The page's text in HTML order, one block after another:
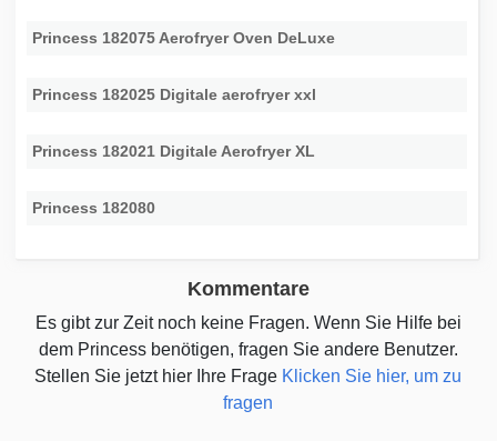
Princess 182075 Aerofryer Oven DeLuxe
Princess 182025 Digitale aerofryer xxl
Princess 182021 Digitale Aerofryer XL
Princess 182080
Kommentare
Es gibt zur Zeit noch keine Fragen. Wenn Sie Hilfe bei
dem Princess benötigen, fragen Sie andere Benutzer.
Stellen Sie jetzt hier Ihre Frage Klicken Sie hier, um zu
fragen